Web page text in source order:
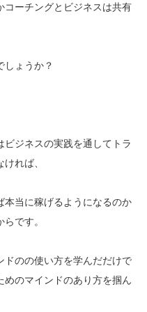
コーチングとビジネスは共有
しょうか？
ビジネスの実践を通してトラ
れば、
本当に稼げるようになるのか
です。
ドのの使い方を学んだだけで
めのマインドのあり方を掴ん